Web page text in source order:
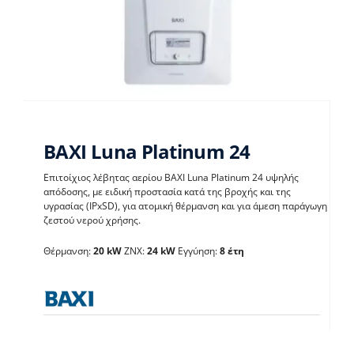
BAXI Luna Platinum 24
Λέβητες με άμεση παραγωγή ΖΝX
BAXI Luna Platinum 24
Επιτοίχιος λέβητας αερίου BAXI Luna Platinum 24 υψηλής
απόδοσης, με ειδική προστασία κατά της βροχής και της
υγρασίας (IPxSD), για ατομική θέρμανση και για άμεση παράγωγη
ζεστού νερού χρήσης.
Θέρμανση:20 kWΖΝΧ:24 kWΕγγύηση:8 έτη